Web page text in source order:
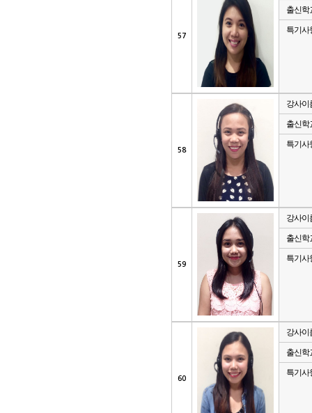
57
출신학
특기사
58
강사이
출신학
특기사
59
강사이
출신학
특기사
60
강사이
출신학
특기사